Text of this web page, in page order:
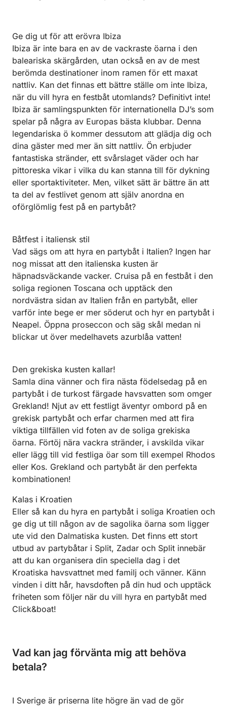
Ge dig ut för att erövra Ibiza
Ibiza är inte bara en av de vackraste öarna i den
baleariska skärgården, utan också en av de mest
berömda destinationer inom ramen för ett maxat
nattliv. Kan det finnas ett bättre ställe om inte Ibiza,
när du vill hyra en festbåt utomlands? Definitivt inte!
Ibiza är samlingspunkten för internationella DJ’s som
spelar på några av Europas bästa klubbar. Denna
legendariska ö kommer dessutom att glädja dig och
dina gäster med mer än sitt nattliv. Ön erbjuder
fantastiska stränder, ett svårslaget väder och har
pittoreska vikar i vilka du kan stanna till för dykning
eller sportaktiviteter. Men, vilket sätt är bättre än att
ta del av festlivet genom att själv anordna en
oförglömlig fest på en partybåt?
Båtfest i italiensk stil
Vad sägs om att hyra en partybåt i Italien? Ingen har
nog missat att den italienska kusten är
häpnadsväckande vacker. Cruisa på en festbåt i den
soliga regionen Toscana och upptäck den
nordvästra sidan av Italien från en partybåt, eller
varför inte bege er mer söderut och hyr en partybåt i
Neapel. Öppna proseccon och säg skål medan ni
blickar ut över medelhavets azurblåa vatten!
Den grekiska kusten kallar!
Samla dina vänner och fira nästa födelsedag på en
partybåt i de turkost färgade havsvatten som omger
Grekland! Njut av ett festligt äventyr ombord på en
grekisk partybåt och erfar charmen med att fira
viktiga tillfällen vid foten av de soliga grekiska
öarna. Förtöj nära vackra stränder, i avskilda vikar
eller lägg till vid festliga öar som till exempel Rhodos
eller Kos. Grekland och partybåt är den perfekta
kombinationen!
Kalas i Kroatien
Eller så kan du hyra en partybåt i soliga Kroatien och
ge dig ut till någon av de sagolika öarna som ligger
ute vid den Dalmatiska kusten. Det finns ett stort
utbud av partybåtar i Split, Zadar och Split innebär
att du kan organisera din speciella dag i det
Kroatiska havsvattnet med familj och vänner. Känn
vinden i ditt hår, havsdoften på din hud och upptäck
friheten som följer när du vill hyra en partybåt med
Click&boat!
Vad kan jag förvänta mig att behöva
betala?
I Sverige är priserna lite högre än vad de gör